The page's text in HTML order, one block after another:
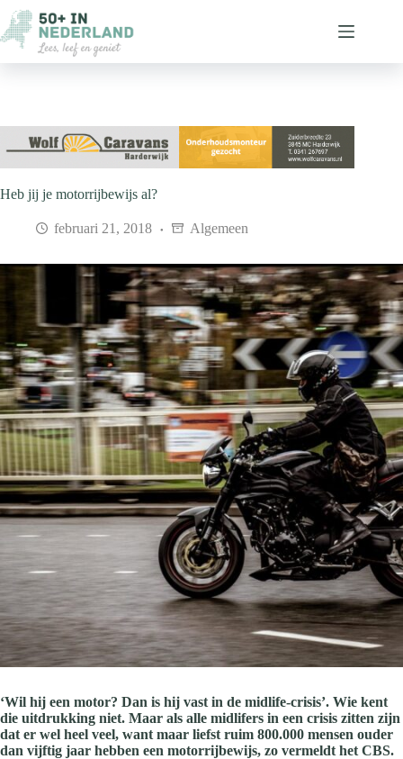
naar
de
inhoud
Heb jij je motorrijbewijs al?
februari 21, 2018 Algemeen
‘Wil hij een motor? Dan is hij vast in de midlife-crisis’. Wie kent
die uitdrukking niet. Maar als alle midlifers in een crisis zitten zijn
dat er wel heel veel, want maar liefst ruim 800.000 mensen ouder
dan vijftig jaar hebben een motorrijbewijs, zo vermeldt het CBS.